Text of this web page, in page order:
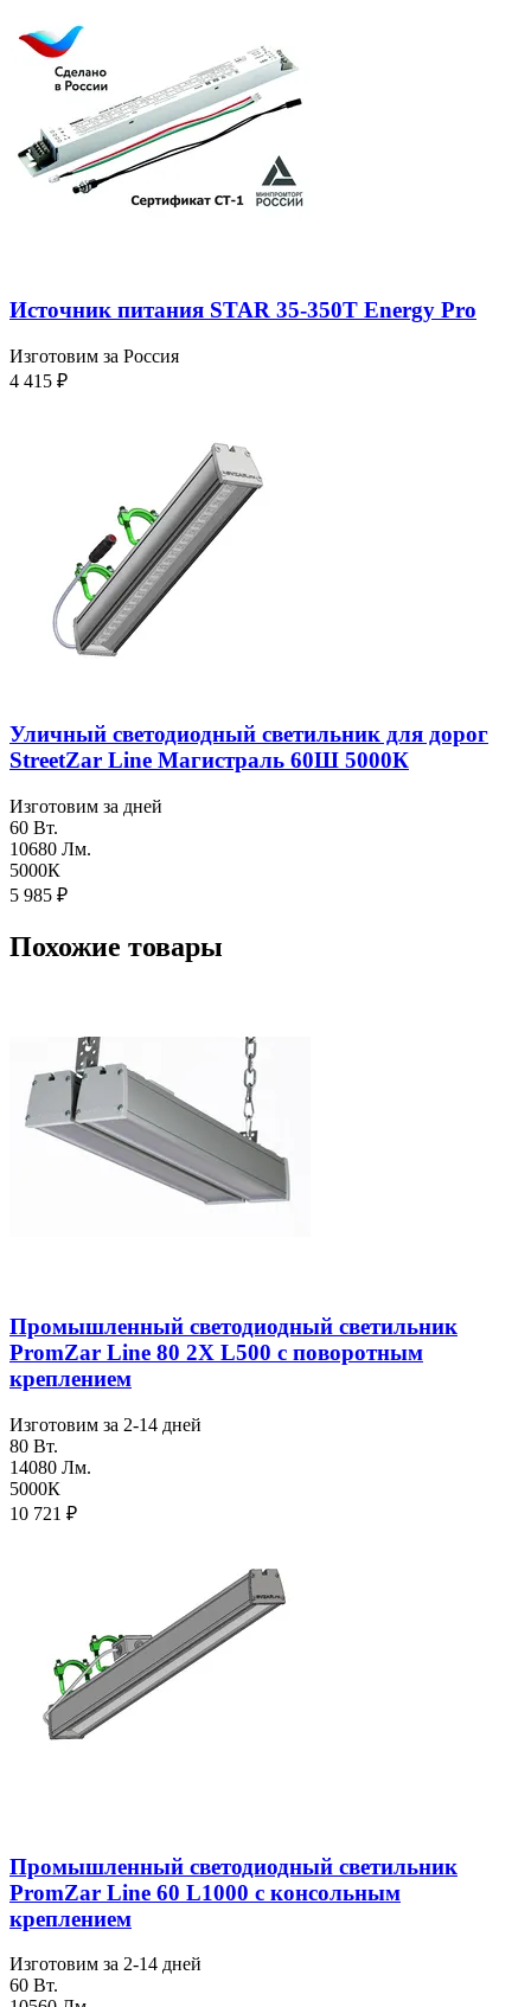
Источник питания STAR 35-350T Energy Pro
Изготовим за Россия
4 415 ₽
Уличный светодиодный светильник для дорог
StreetZar Line Магистраль 60Ш 5000К
Изготовим за дней
60 Вт.
10680 Лм.
5000К
5 985 ₽
Похожие товары
Промышленный светодиодный светильник
PromZar Line 80 2Х L500 с поворотным
креплением
Изготовим за 2-14 дней
80 Вт.
14080 Лм.
5000К
10 721 ₽
Промышленный светодиодный светильник
PromZar Line 60 L1000 с консольным
креплением
Изготовим за 2-14 дней
60 Вт.